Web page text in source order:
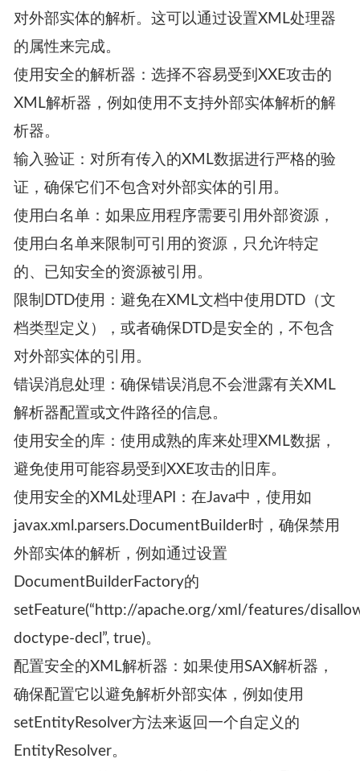
对外部实体的解析。这可以通过设置XML处理器
的属性来完成。
使用安全的解析器：选择不容易受到XXE攻击的
XML解析器，例如使用不支持外部实体解析的解
析器。
输入验证：对所有传入的XML数据进行严格的验
证，确保它们不包含对外部实体的引用。
使用白名单：如果应用程序需要引用外部资源，
使用白名单来限制可引用的资源，只允许特定
的、已知安全的资源被引用。
限制DTD使用：避免在XML文档中使用DTD（文
档类型定义），或者确保DTD是安全的，不包含
对外部实体的引用。
错误消息处理：确保错误消息不会泄露有关XML
解析器配置或文件路径的信息。
使用安全的库：使用成熟的库来处理XML数据，
避免使用可能容易受到XXE攻击的旧库。
使用安全的XML处理API：在Java中，使用如
javax.xml.parsers.DocumentBuilder时，确保禁用
外部实体的解析，例如通过设置
DocumentBuilderFactory的
setFeature(“http://apache.org/xml/features/
doctype-decl”, true)。
配置安全的XML解析器：如果使用SAX解析器，
确保配置它以避免解析外部实体，例如使用
setEntityResolver方法来返回一个自定义的
EntityResolver。